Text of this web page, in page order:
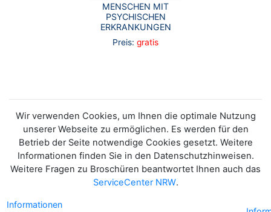
MENSCHEN MIT
PSYCHISCHEN
ERKRANKUNGEN
Preis: gratis
Wir verwenden Cookies, um Ihnen die optimale Nutzung
unserer Webseite zu ermöglichen. Es werden für den
Betrieb der Seite notwendige Cookies gesetzt. Weitere
Informationen finden Sie in den Datenschutzhinweisen.
Weitere Fragen zu Broschüren beantwortet Ihnen auch das
ServiceCenter NRW.
Informationen